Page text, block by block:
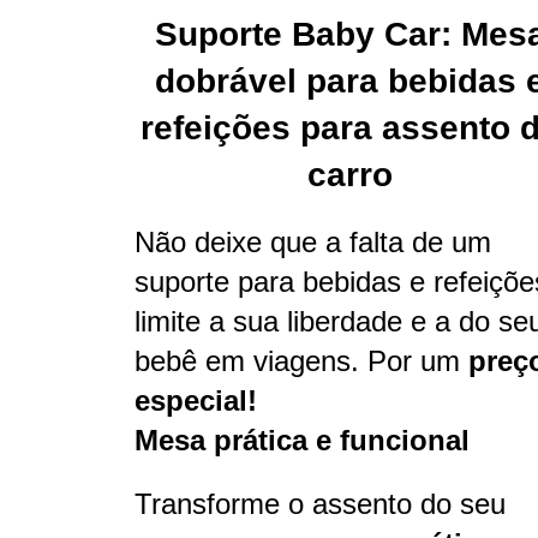
Suporte Baby Car:
dobrável para bebidas
refeições para assento
carro
Não deixe que a falta de um
suporte para bebidas e
limite a sua liberdade e a do
bebê em viagens. Por um
especial!
Mesa prática e funcional
Transforme o assento do seu